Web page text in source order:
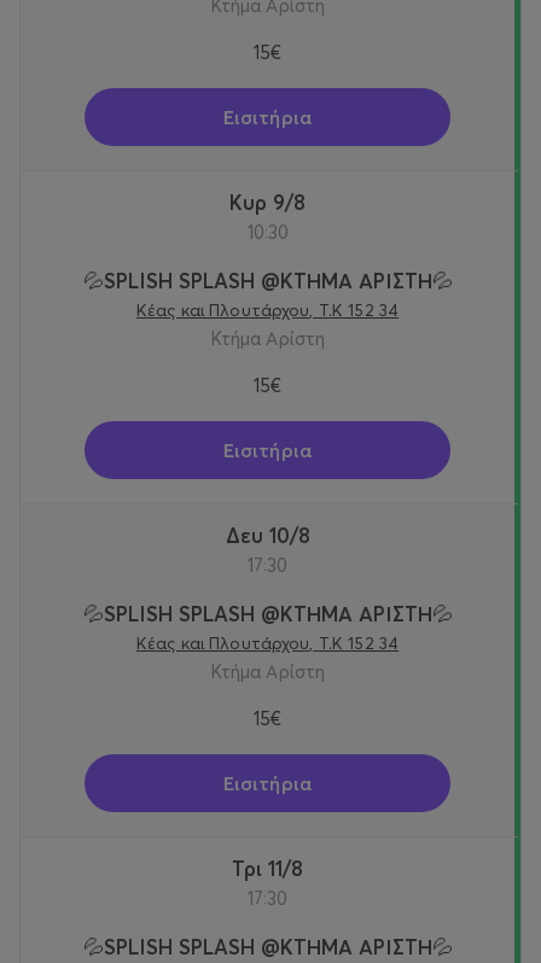
Κτήμα Αρίστη
15€
Εισιτήρια
Κυρ 9/8
10:30
💦SPLISH SPLASH @KTΗΜΑ ΑΡΙΣΤΗ💦
Κέας και Πλουτάρχου, Τ.Κ 152 34
Κτήμα Αρίστη
15€
Εισιτήρια
Δευ 10/8
17:30
💦SPLISH SPLASH @KTΗΜΑ ΑΡΙΣΤΗ💦
Κέας και Πλουτάρχου, Τ.Κ 152 34
Κτήμα Αρίστη
15€
Εισιτήρια
Τρι 11/8
17:30
💦SPLISH SPLASH @KTΗΜΑ ΑΡΙΣΤΗ💦